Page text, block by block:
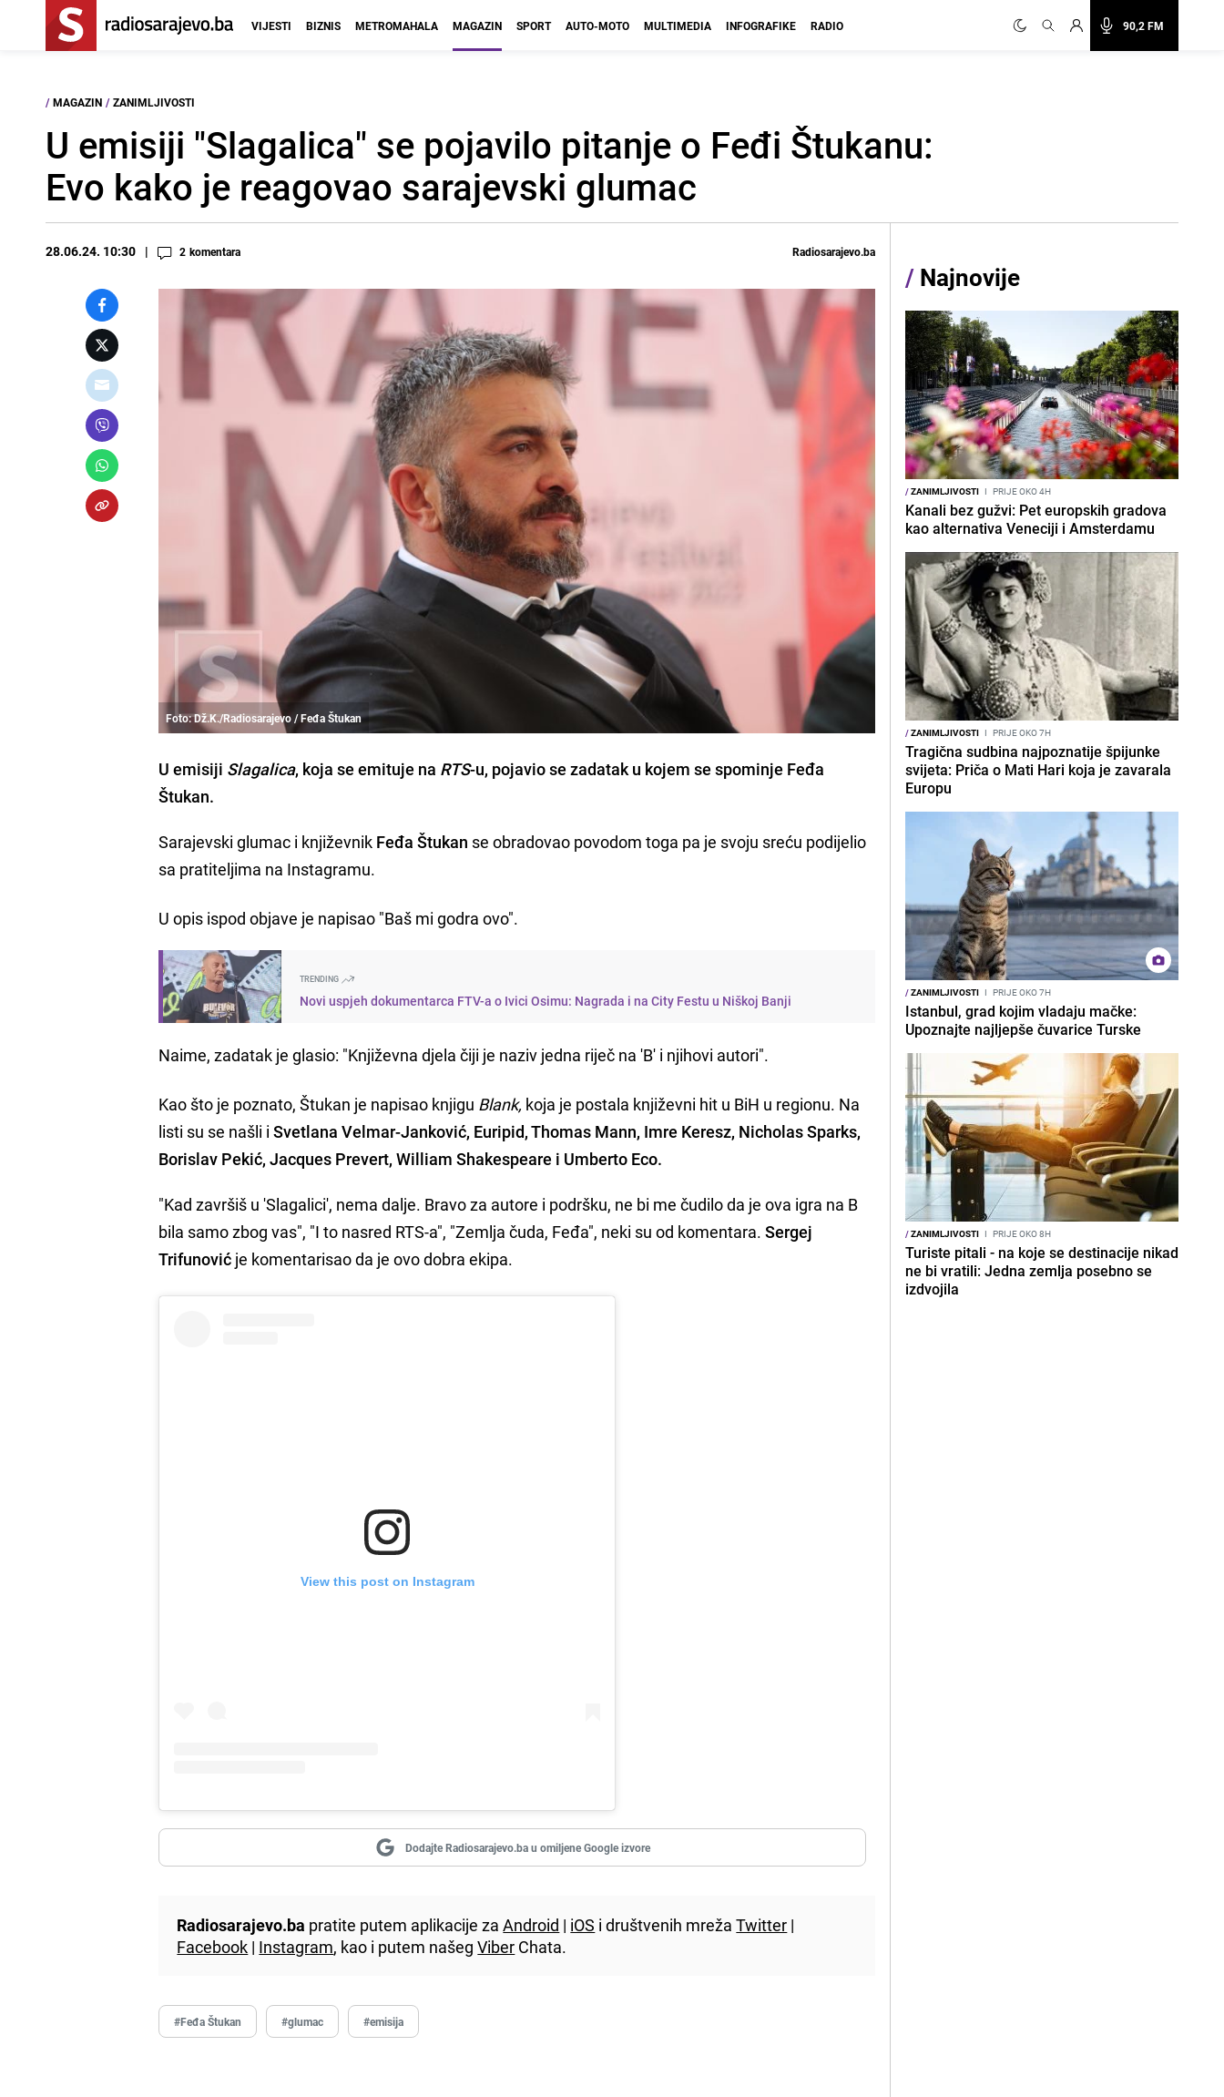
90,2 FM
VIJESTI BIZNIS METROMAHALA MAGAZIN SPORT AUTO-MOTO MULTIMEDIA INFOGRAFIKE RADIO
/ MAGAZIN / ZANIMLJIVOSTI
U emisiji "Slagalica" se pojavilo pitanje o Feđi Štukanu:
Evo kako je reagovao sarajevski glumac
28.06.24. 10:30 2 komentara Radiosarajevo.ba
Foto: Dž.K./Radiosarajevo / Feđa Štukan
U emisiji Slagalica, koja se emituje na RTS-u, pojavio se zadatak u kojem se spominje Feđa
Štukan.
Sarajevski glumac i književnik Feđa Štukan se obradovao povodom toga pa je svoju sreću podijelio
sa pratiteljima na Instagramu.
U opis ispod objave je napisao "Baš mi godra ovo".
TRENDING
Novi uspjeh dokumentarca FTV-a o Ivici Osimu: Nagrada i na City Festu u Niškoj Banji
Naime, zadatak je glasio: "Književna djela čiji je naziv jedna riječ na 'B' i njihovi autori".
Kao što je poznato, Štukan je napisao knjigu Blank, koja je postala književni hit u BiH u regionu. Na
listi su se našli iSvetlana Velmar-Janković, Euripid, Thomas Mann, Imre Keresz, Nicholas Sparks,
Borislav Pekić, Jacques Prevert, William Shakespeare i Umberto Eco.
"Kad završiš u 'Slagalici', nema dalje. Bravo za autore i podršku, ne bi me čudilo da je ova igra na B
bila samo zbog vas", "I to nasred RTS-a", "Zemlja čuda, Feđa", neki su od komentara. Sergej
Trifunović je komentarisao da je ovo dobra ekipa.
View this post on Instagram
Dodajte Radiosarajevo.ba u omiljene Google izvore
Radiosarajevo.ba pratite putem aplikacije zaAndroid | iOS i društvenih mrežaTwitter |
Facebook | Instagram, kao i putem našegViber Chata.
#Feđa Štukan #glumac #emisija
/ Najnovije
/ZANIMLJIVOSTI I PRIJE OKO 4H
Kanali bez gužvi: Pet europskih gradova
kao alternativa Veneciji i Amsterdamu
/ZANIMLJIVOSTI I PRIJE OKO 7H
Tragična sudbina najpoznatije špijunke
svijeta: Priča o Mati Hari koja je zavarala
Europu
/ZANIMLJIVOSTI I PRIJE OKO 7H
Istanbul, grad kojim vladaju mačke:
Upoznajte najljepše čuvarice Turske
/ZANIMLJIVOSTI I PRIJE OKO 8H
Turiste pitali - na koje se destinacije nikad
ne bi vratili: Jedna zemlja posebno se
izdvojila